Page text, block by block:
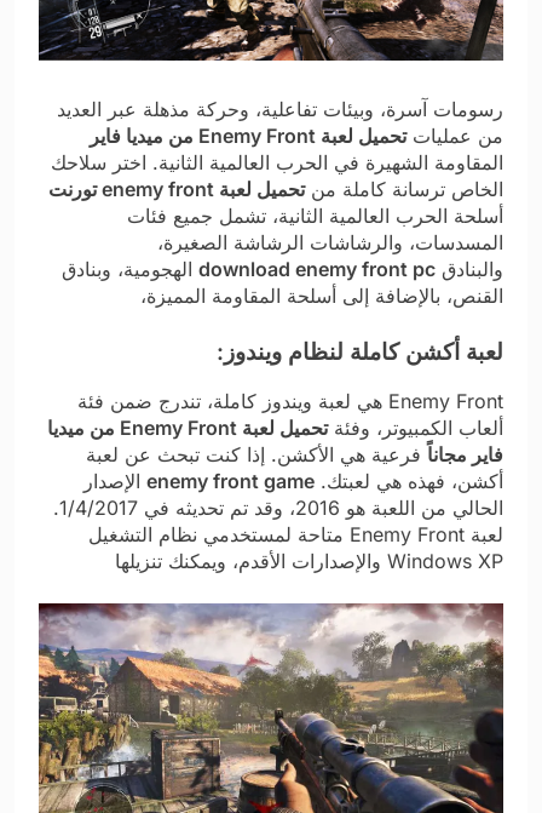
رسومات آسرة، وبيئات تفاعلية، وحركة مذهلة عبر العديد
من عملياتتحميل لعبة Enemy Front من ميديا فاير
المقاومة الشهيرة في الحرب العالمية الثانية. اختر سلاحك
الخاص ترسانة كاملة منتحميل لعبة enemy front تورنت
أسلحة الحرب العالمية الثانية، تشمل جميع فئات
المسدسات، والرشاشات الرشاشة الصغيرة،
والبنادق download enemy front pc الهجومية، وبنادق
القنص، بالإضافة إلى أسلحة المقاومة المميزة،
لعبة أكشن كاملة لنظام ويندوز:
Enemy Front هي لعبة ويندوز كاملة، تندرج ضمن فئة
ألعاب الكمبيوتر، وفئة
تحميل لعبة Enemy Front من ميديا
فاير مجاناً فرعية هي الأكشن. إذا كنت تبحث عن لعبة
أكشن، فهذه هي لعبتك. enemy front game الإصدار
الحالي من اللعبة هو 2016، وقد تم تحديثه في 1/4/2017.
لعبة Enemy Front متاحة لمستخدمي نظام التشغيل
Windows XP والإصدارات الأقدم، ويمكنك تنزيلها